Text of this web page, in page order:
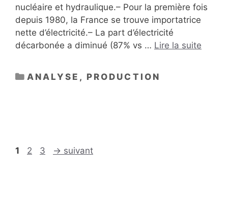
nucléaire et hydraulique.– Pour la première fois
depuis 1980, la France se trouve importatrice
nette d’électricité.– La part d’électricité
décarbonée a diminué (87% vs … Lire la suite
CATÉGORIES
ANALYSE , PRODUCTION
Page
1 Page
2 Page
3 → suivant